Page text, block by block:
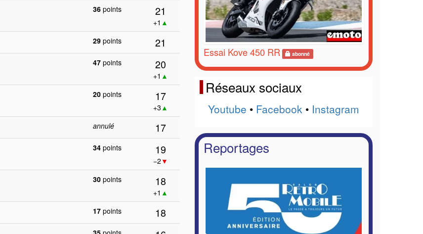
36 points 21
+1 ▲
29 points 21
47 points 20
+1 ▲
20 points 17
+3 ▲
annulé 17
34 points 19
−2 ▼
30 points 18
+1 ▲
17 points 18
Essai Kove 450 RR abonné
Réseaux sociaux
Youtube • Facebook • Instagram
Reportages